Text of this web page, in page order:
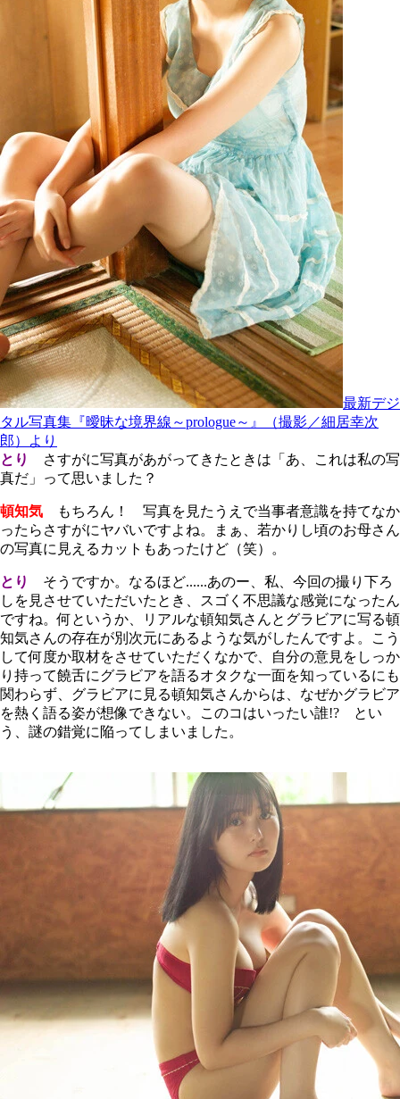
最新デジ
タル写真集『曖昧な境界線～prologue～』（撮影／細居幸次
郎）より
とり
さすがに写真があがってきたときは「あ、これは私の写
真だ」って思いました？
頓知気 もちろん！ 写真を見たうえで当事者意識を持てなか
ったらさすがにヤバいですよね。まぁ、若かりし頃のお母さん
の写真に見えるカットもあったけど（笑）。
とり
そうですか。なるほど......あのー、私、今回の撮り下ろ
しを見させていただいたとき、スゴく不思議な感覚になったん
ですね。何というか、リアルな頓知気さんとグラビアに写る頓
知気さんの存在が別次元にあるような気がしたんですよ。こう
して何度か取材をさせていただくなかで、自分の意見をしっか
り持って饒舌にグラビアを語るオタクな一面を知っているにも
関わらず、グラビアに見る頓知気さんからは、なぜかグラビア
を熱く語る姿が想像できない。このコはいったい誰!? とい
う、謎の錯覚に陥ってしまいました。